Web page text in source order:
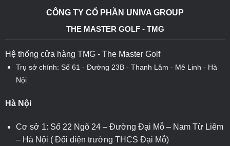
CÔNG TY CỔ PHẦN UNIVA GROUP
THE MASTER GOLF - TMG
Hệ thống cửa hàng TMG - The Master Golf
Trụ sở chính: Số 61 - Đường 23B - Thanh Lâm - Mê Linh - Hà
Nội
Hà Nội
Cơ sở 1: Số 22 Ngõ 24 – Đường Đại Mỗ – Nam Từ Liêm
– Hà Nội ( Đối diện trường THCS Đại Mỗ)